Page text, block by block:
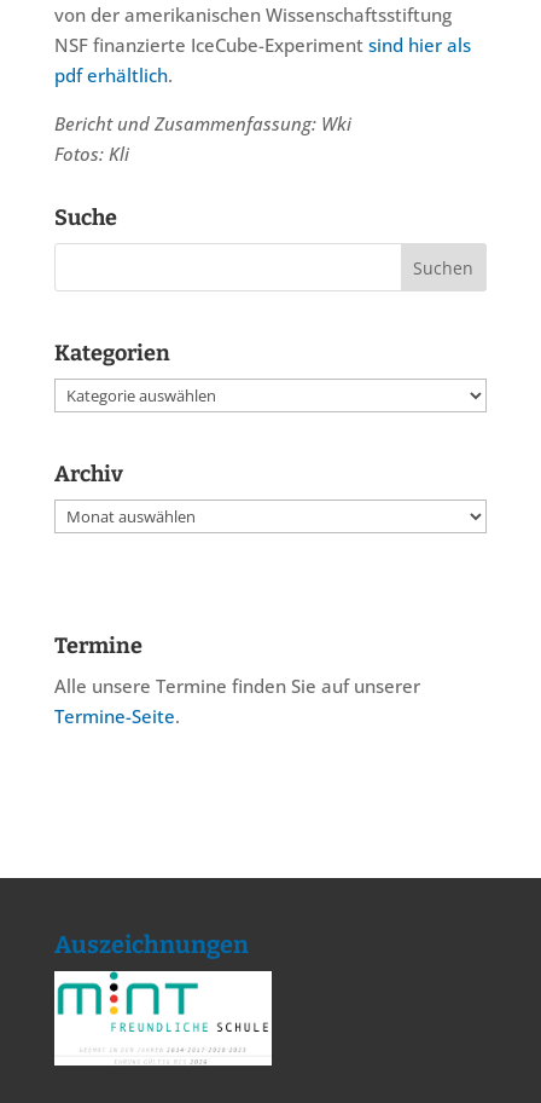
von der amerikanischen Wissenschaftsstiftung
NSF finanzierte IceCube-Experiment sind hier als
pdf erhältlich.
Bericht und Zusammenfassung: Wki
Fotos: Kli
Suche
Kategorien
Kategorien
Archiv
Archiv
Termine
Alle unsere Termine finden Sie auf unserer
Termine-Seite.
Auszeichnungen